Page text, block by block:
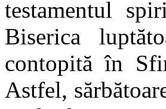
testamentul
Biserica
contopită în
Astfel,